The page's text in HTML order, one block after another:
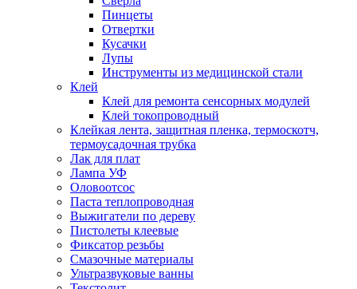
Пинцеты
Отвертки
Кусачки
Лупы
Инструменты из медицинской стали
Клей
Клей для ремонта сенсорных модулей
Клей токопроводный
Клейкая лента, защитная пленка, термоскотч,
термоусадочная трубка
Лак для плат
Лампа УФ
Оловоотсос
Паста теплопроводная
Выжигатели по дереву
Пистолеты клеевые
Фиксатор резьбы
Смазочные материалы
Ультразвуковые ванны